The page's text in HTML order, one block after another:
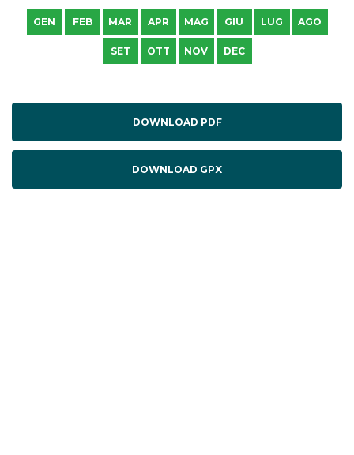
GEN FEB MAR APR MAG GIU LUG AGO
SET OTT NOV DEC
DOWNLOAD PDF
DOWNLOAD GPX